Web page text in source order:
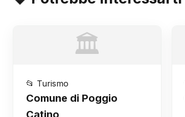
🏛️
📂 Turismo
Comune di Poggio
Catino